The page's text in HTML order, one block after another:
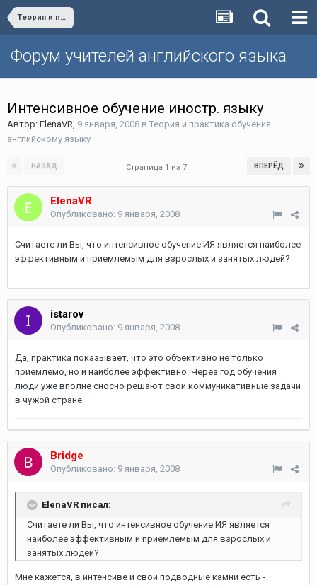
Теория и практика обучения английскому языку
Форум учителей английского языка
Интенсивное обучение иностр. языку
Автор: ElenaVR, 9 января, 2008 в Теория и практика обучения
английскому языку
НАЗАД ВПЕРЁД
Страница 1 из 7
ElenaVR
Опубликовано: 9 января, 2008
Считаете ли Вы, что интенсивное обучение ИЯ является наиболее
эффективным и приемлемым для взрослых и занятых людей?
istarov
Опубликовано: 9 января, 2008
Да, практика показывает, что это объективно не только
приемлемо, но и наиболее эффективно. Через год обучения
люди уже вполне сносно решают свои коммуникативные задачи
в чужой стране.
Bridge
Опубликовано: 9 января, 2008
ElenaVR писал:
Считаете ли Вы, что интенсивное обучение ИЯ является
наиболее эффективным и приемлемым для взрослых и
занятых людей?
Мне кажется, в интенсиве и свои подводные камни есть -